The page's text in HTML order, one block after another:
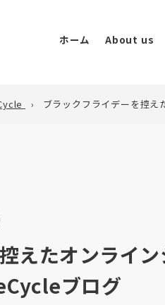
ホーム About us
ブラックフライデーを控
えたオンライ
ブログ